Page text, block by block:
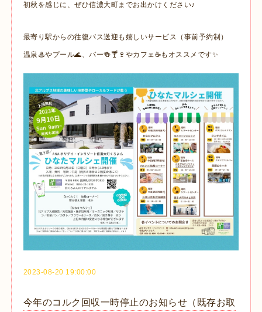
初秋を感じに、ぜひ信濃大町までお出かけください♪
最寄り駅からの往復バス送迎も嬉しいサービス（事前予約制）
温泉♨やプール🌊、バー🍻🍸🍷やカフェ☕もオススメです✨
2023-08-20 19:00:00
今年のコルク回収一時停止のお知らせ（既存お取